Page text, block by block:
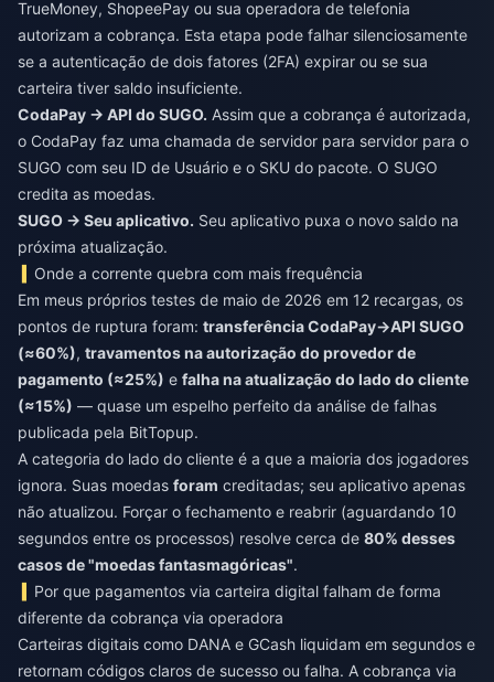
TrueMoney, ShopeePay ou sua operadora de telefonia
autorizam a cobrança. Esta etapa pode falhar silenciosamente
se a autenticação de dois fatores (2FA) expirar ou se sua
carteira tiver saldo insuficiente.
CodaPay → API do SUGO. Assim que a cobrança é autorizada,
o CodaPay faz uma chamada de servidor para servidor para o
SUGO com seu ID de Usuário e o SKU do pacote. O SUGO
credita as moedas.
SUGO → Seu aplicativo. Seu aplicativo puxa o novo saldo na
próxima atualização.
Onde a corrente quebra com mais frequência
Em meus próprios testes de maio de 2026 em 12 recargas, os
pontos de ruptura foram: transferência CodaPay→API SUGO
(≈60%), travamentos na autorização do provedor de
pagamento (≈25%) e falha na atualização do lado do cliente
(≈15%) — quase um espelho perfeito da análise de falhas
publicada pela BitTopup.
A categoria do lado do cliente é a que a maioria dos jogadores
ignora. Suas moedas foram creditadas; seu aplicativo apenas
não atualizou. Forçar o fechamento e reabrir (aguardando 10
segundos entre os processos) resolve cerca de 80% desses
casos de "moedas fantasmagóricas".
Por que pagamentos via carteira digital falham de forma
diferente da cobrança via operadora
Carteiras digitais como DANA e GCash liquidam em segundos e
retornam códigos claros de sucesso ou falha. A cobrança via